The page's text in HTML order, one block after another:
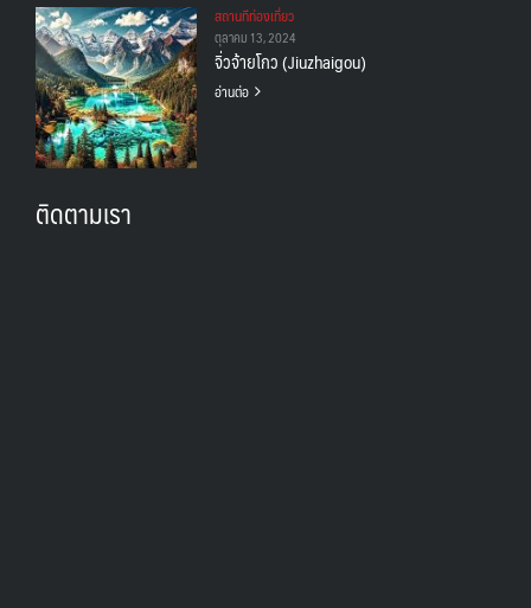
สถานทีท่องเที่ยว
ตุลาคม 13, 2024
จิ่วจ้ายโกว (Jiuzhaigou)
อ่านต่อ
ติดตามเรา